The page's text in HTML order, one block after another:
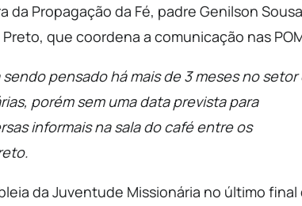
Propagação da Fé, padre Genilson
que coordena a comunicação nas
pensado há mais de 3 meses no setor
porém sem uma data prevista para
informais na sala do café entre os
da Juventude Missionária no último final